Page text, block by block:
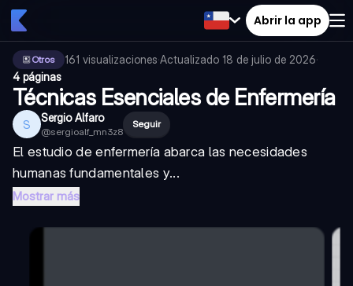
Abrir la app
Otros 161 visualizaciones·Actualizado 18 de julio de 2026·
4 páginas
Técnicas Esenciales de Enfermería
S Sergio Alfaro
@sergioalf_mn3z8
Seguir
El estudio de enfermería abarca las necesidades
humanas fundamentales y...
Mostrar más